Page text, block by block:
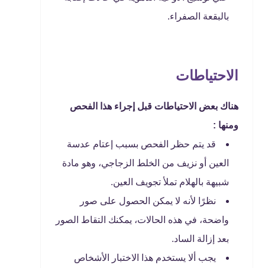
بالبقعة الصفراء.
الاحتياطات
هناك بعض الاحتياطات قبل إجراء هذا الفحص
ومنها :
قد يتم حظر الفحص بسبب إعتام عدسة
العين أو نزيف من الخلط الزجاجي، وهو مادة
شبيهة بالهلام تملأ تجويف العين.
نظرًا لأنه لا يمكن الحصول على صور
واضحة، في هذه الحالات، يمكنك التقاط الصور
بعد إزالة الساد.
يجب ألا يستخدم هذا الاختبار الأشخاص